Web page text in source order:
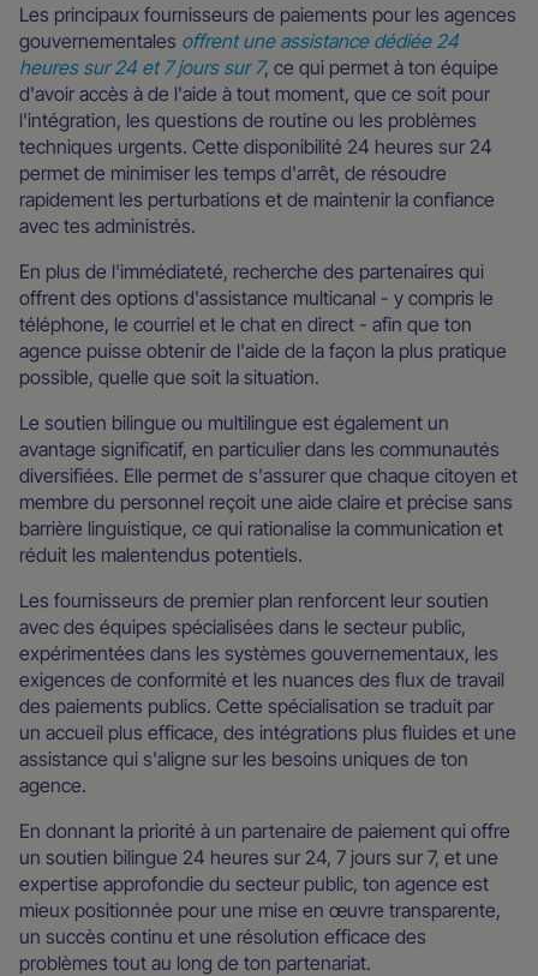
Les principaux fournisseurs de paiements pour les agences
gouvernementales offrent une assistance dédiée 24
heures sur 24 et 7 jours sur 7, ce qui permet à ton équipe
d'avoir accès à de l'aide à tout moment, que ce soit pour
l'intégration, les questions de routine ou les problèmes
techniques urgents. Cette disponibilité 24 heures sur 24
permet de minimiser les temps d'arrêt, de résoudre
rapidement les perturbations et de maintenir la confiance
avec tes administrés.
En plus de l'immédiateté, recherche des partenaires qui
offrent des options d'assistance multicanal - y compris le
téléphone, le courriel et le chat en direct - afin que ton
agence puisse obtenir de l'aide de la façon la plus pratique
possible, quelle que soit la situation.
Le soutien bilingue ou multilingue est également un
avantage significatif, en particulier dans les communautés
diversifiées. Elle permet de s'assurer que chaque citoyen et
membre du personnel reçoit une aide claire et précise sans
barrière linguistique, ce qui rationalise la communication et
réduit les malentendus potentiels.
Les fournisseurs de premier plan renforcent leur soutien
avec des équipes spécialisées dans le secteur public,
expérimentées dans les systèmes gouvernementaux, les
exigences de conformité et les nuances des flux de travail
des paiements publics. Cette spécialisation se traduit par
un accueil plus efficace, des intégrations plus fluides et une
assistance qui s'aligne sur les besoins uniques de ton
agence.
En donnant la priorité à un partenaire de paiement qui offre
un soutien bilingue 24 heures sur 24, 7 jours sur 7, et une
expertise approfondie du secteur public, ton agence est
mieux positionnée pour une mise en œuvre transparente,
un succès continu et une résolution efficace des
problèmes tout au long de ton partenariat.